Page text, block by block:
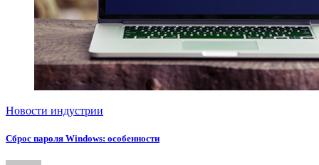
Новости индустрии
Сброс пароля Windows: особенности